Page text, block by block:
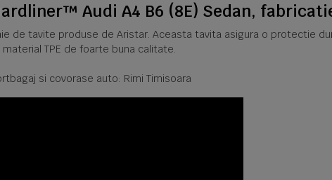
Audi A4 B6 (8E) Sedan,
de tavite produse de Aristar. Aceasta tavita asigura o protectie
TPE de foarte buna calitate.
si covorase auto: Rimi Timisoara